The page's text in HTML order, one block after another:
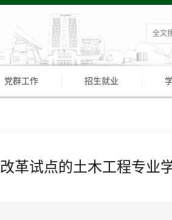
党群工作 招生就业
革试点的土木工程专业